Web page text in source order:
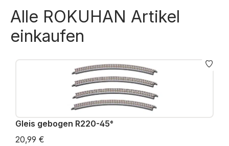
Alle ROKUHAN Artikel
einkaufen
Gleis gebogen R220-45°
20,99 €